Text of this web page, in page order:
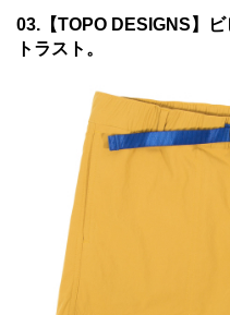
03.【TOPO DESIGNS】
トラスト。